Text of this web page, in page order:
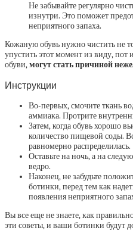
Не забывайте регулярно
изнутри. Это поможет
неприятного запаха.
Кожаную обувь нужно чистить не
упустить этот момент из виду, пот
обуви,могут стать причиной
Инструкции
Во-первых, смочите ткань
аммиака. Протрите
Затем, когда обувь хорошо
количество пищевой соды.
равномерно распределилась.
Оставьте на ночь, а на
ведро.
Наконец, не забудьте
ботинки, перед тем как
появления неприятного
Вы все еще не знаете, как
эти советы, и ваши ботинки будут